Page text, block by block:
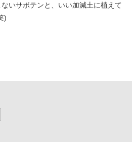
いサボテンと、いい加減土に植えて
)